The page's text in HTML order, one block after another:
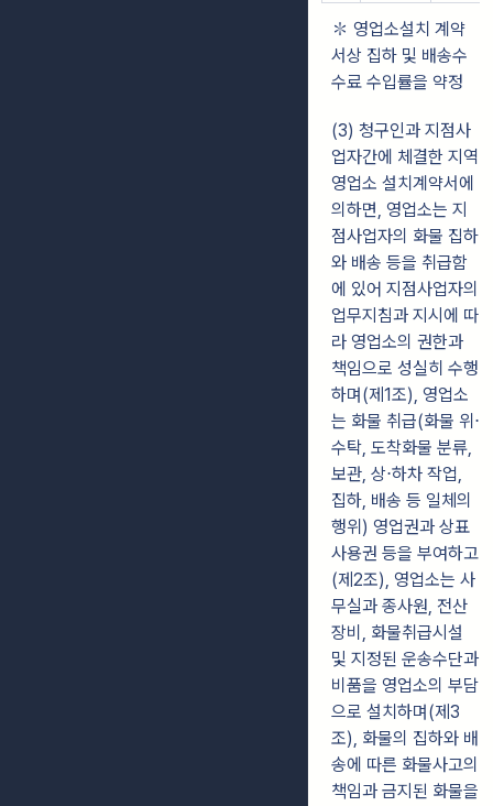
✽ 영업소설치 계약
서상 집하 및 배송수
수료 수입률을 약정
(3) 청구인과 지점사
업자간에 체결한 지역
영업소 설치계약서에
의하면, 영업소는 지
점사업자의 화물 집하
와 배송 등을 취급함
에 있어 지점사업자의
업무지침과 지시에 따
라 영업소의 권한과
책임으로 성실히 수행
하며(제1조), 영업소
는 화물 취급(화물 위⋅
수탁, 도착화물 분류,
보관, 상⋅하차 작업,
집하, 배송 등 일체의
행위) 영업권과 상표
사용권 등을 부여하고
(제2조), 영업소는 사
무실과 종사원, 전산
장비, 화물취급시설
및 지정된 운송수단과
비품을 영업소의 부담
으로 설치하며(제3
조), 화물의 집하와 배
송에 따른 화물사고의
책임과 금지된 화물을